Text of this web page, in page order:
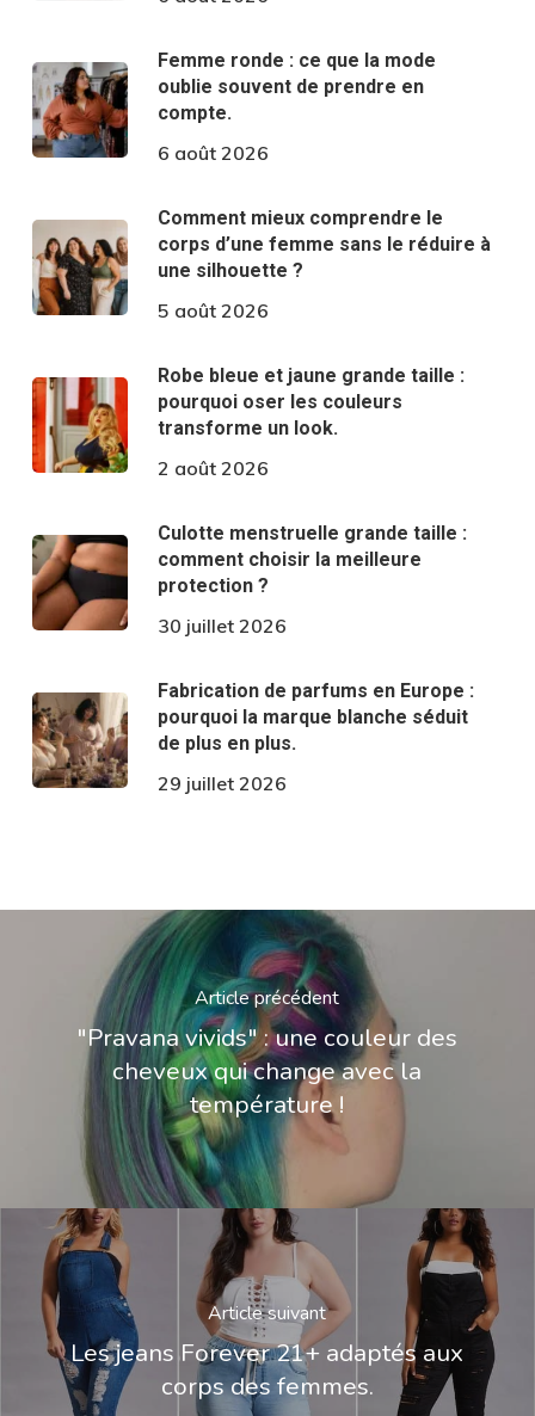
Femme ronde : ce que la mode
oublie souvent de prendre en
compte.
6 août 2026
Comment mieux comprendre le
corps d’une femme sans le réduire à
une silhouette ?
5 août 2026
Robe bleue et jaune grande taille :
pourquoi oser les couleurs
transforme un look.
2 août 2026
Culotte menstruelle grande taille :
comment choisir la meilleure
protection ?
30 juillet 2026
Fabrication de parfums en Europe :
pourquoi la marque blanche séduit
de plus en plus.
29 juillet 2026
Article précédent
"Pravana vivids" : une couleur des
cheveux qui change avec la
température !
Article suivant
Les jeans Forever 21+ adaptés aux
corps des femmes.